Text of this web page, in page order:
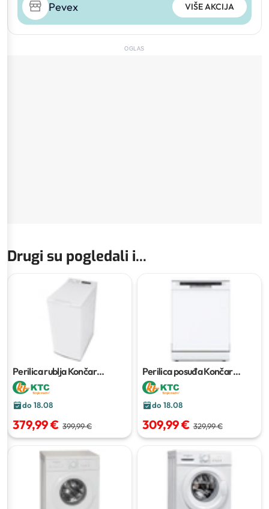
Pevex VIŠE AKCIJA
OGLAS
Drugi su pogledali i...
Perilica rublja Končar
PRT126MCG
do 18.08
379,99 € 399,99 €
Perilica posuđa Končar
PP60BCM6
do 18.08
309,99 € 329,99 €